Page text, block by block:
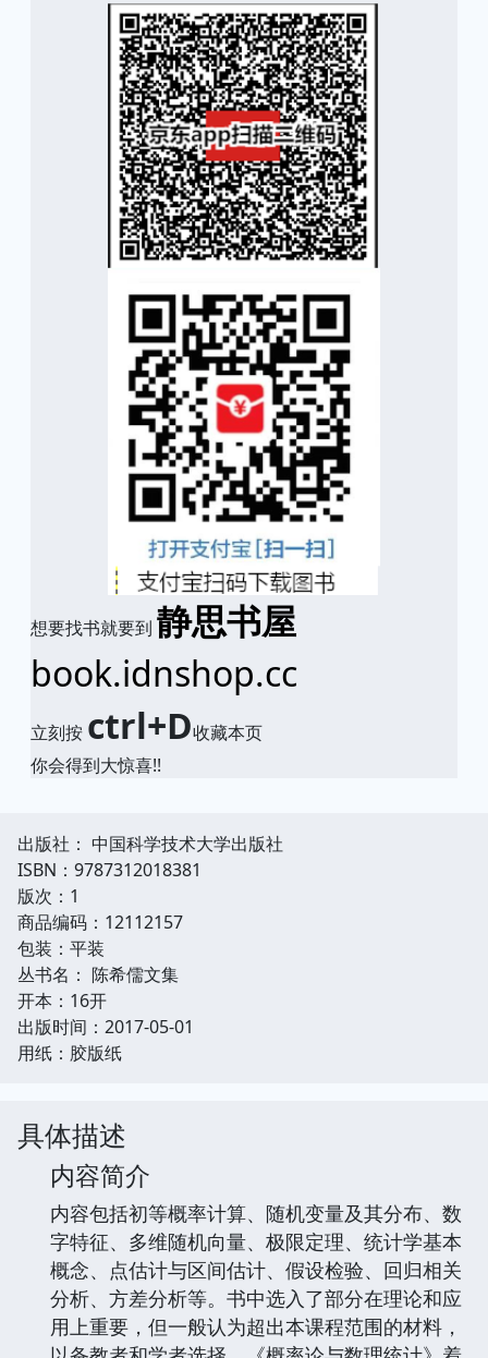
想要找书就要到 静思书屋
book.idnshop.cc
立刻按 ctrl+D收藏本页
你会得到大惊喜!!
出版社： 中国科学技术大学出版社
ISBN：9787312018381
版次：1
商品编码：12112157
包装：平装
丛书名： 陈希儒文集
开本：16开
出版时间：2017-05-01
用纸：胶版纸
具体描述
内容简介
内容包括初等概率计算、随机变量及其分布、数
字特征、多维随机向量、极限定理、统计学基本
概念、点估计与区间估计、假设检验、回归相关
分析、方差分析等。书中选入了部分在理论和应
用上重要，但一般认为超出本课程范围的材料，